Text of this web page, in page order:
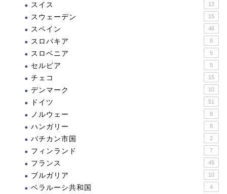
スイス 13
スウェーデン 15
スペイン 46
スロバキア 8
スロベニア 5
セルビア 5
チェコ 15
デンマーク 10
ドイツ 51
ノルウェー 8
ハンガリー 8
バチカン市国 2
フィンランド 7
フランス 45
ブルガリア 10
ベラルーシ共和国 4